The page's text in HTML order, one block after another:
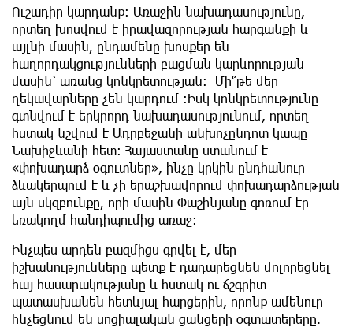
Ուշադիր կարդանք։ Առաջին նախադասությունը,
որտեղ խոսվում է իրավազորության հարգանքի և
այլնի մասին, ընդամենը խոսքեր են
հաղորդակցությունների բացման կարևորության
մասին՝ առանց կոնկրետության։ Մի՞թե մեր
ղեկավարները չեն կարդում :Իսկ կոնկրետությունը
գտնվում է երկրորդ նախադասությունում, որտեղ
հստակ նշվում է Ադրբեջանի անխոչընդոտ կապը
Նախիջևանի հետ։ Հայաստանը ստանում է
«փոխադարձ օգուտներ», ինչը կրկին ընդհանուր
ձևակերպում է և չի երաշխավորում փոխադարձության
այն սկզբունքը, որի մասին Փաշինյանը գոռում էր
եռակողմ հանդիպումից առաջ։
Ինչպես արդեն բազմիցս գրվել է, մեր
իշխանությունները պետք է դադարեցնեն մոլորեցնել
հայ հասարակությանը և հստակ ու ճշգրիտ
պատասխանեն հետևյալ հարցերին, որոնք ամենուր
հնչեցնում են սոցիալական ցանցերի օգտատերերը.